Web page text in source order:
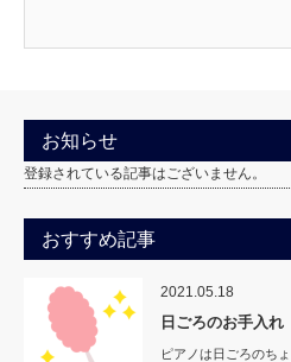
お知らせ
登録されている記事はございません。
おすすめ記事
2021.05.18
日ごろのお手入れ
ピアノは日ごろのち